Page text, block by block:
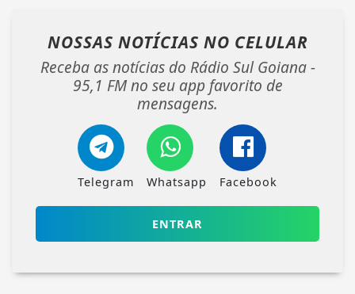
NOSSAS NOTÍCIAS NO CELULAR
Receba as notícias do Rádio Sul Goiana -
95,1 FM no seu app favorito de
mensagens.
Telegram Whatsapp Facebook
ENTRAR